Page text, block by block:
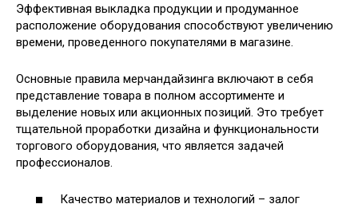
Эффективная выкладка продукции и продуманное
расположение оборудования способствуют увеличению
времени, проведенного покупателями в магазине.
Основные правила мерчандайзинга включают в себя
представление товара в полном ассортименте и
выделение новых или акционных позиций. Это требует
тщательной проработки дизайна и функциональности
торгового оборудования, что является задачей
профессионалов.
Качество материалов и технологий – залог